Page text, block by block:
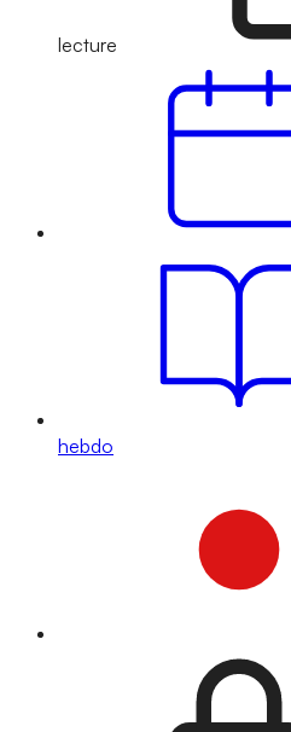
lecture
hebdo